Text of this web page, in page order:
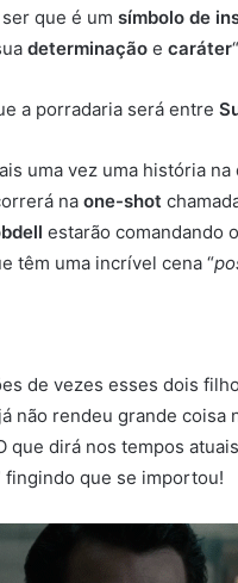
que é um símbolo de
determinação e caráter
a porradaria será entre
uma vez uma história na
na one-shot
estarão comandando
têm uma incrível cena “
de vezes esses dois
não rendeu grande coisa
que dirá nos tempos
fingindo que se importou!